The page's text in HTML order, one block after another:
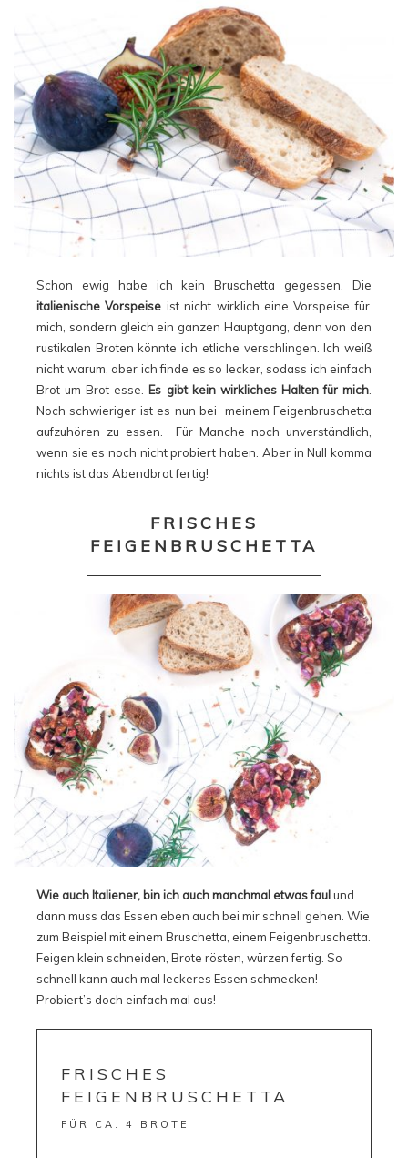
Schon ewig habe ich kein Bruschetta gegessen. Die
italienische Vorspeise ist nicht wirklich eine Vorspeise für
mich, sondern gleich ein ganzen Hauptgang, denn von den
rustikalen Broten könnte ich etliche verschlingen. Ich weiß
nicht warum, aber ich finde es so lecker, sodass ich einfach
Brot um Brot esse. Es gibt kein wirkliches Halten für mich.
Noch schwieriger ist es nun bei meinem Feigenbruschetta
aufzuhören zu essen. Für Manche noch unverständlich,
wenn sie es noch nicht probiert haben. Aber in Null komma
nichts ist das Abendbrot fertig!
FRISCHES
FEIGENBRUSCHETTA
Wie auch Italiener, bin ich auch manchmal etwas faulund
dann muss das Essen eben auch bei mir schnell gehen. Wie
zum Beispiel mit einem Bruschetta, einem Feigenbruschetta.
Feigen klein schneiden, Brote rösten, würzen fertig. So
schnell kann auch mal leckeres Essen schmecken!
Probiert’s doch einfach mal aus!
FRISCHES
FEIGENBRUSCHETTA
FÜR CA. 4 BROTE